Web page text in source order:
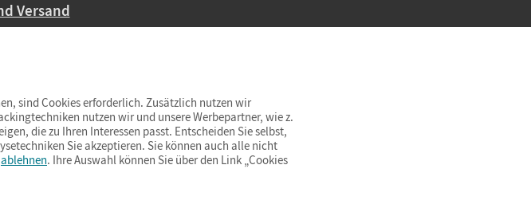
Versand
Bestellwert liefern wir versandkostenfrei innerhalb Deutschlands
3–6 Tagen).
sind Cookies erforderlich. Zusätzlich nutzen wir
nutzen wir und unsere Werbepartner, wie z.
die zu Ihren Interessen passt. Entscheiden Sie selbst,
Sie akzeptieren. Sie können auch alle nicht
ablehnen. Ihre Auswahl können Sie über den Link „Cookies